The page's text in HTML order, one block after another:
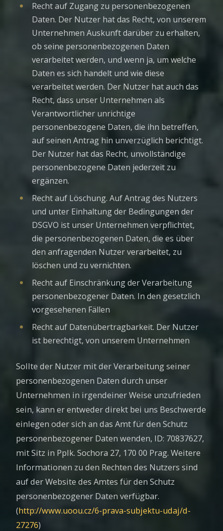
Recht auf Zugang zu personenbezogenen
Daten. Der Nutzer hat das Recht, von unserem
Unternehmen Auskunft darüber zu erhalten,
ob seine personenbezogenen Daten
verarbeitet werden, und wenn ja, um welche
Daten es sich handelt und wie diese
verarbeitet werden. Der Nutzer hat auch das
Recht, dass unser Unternehmen als
Verantwortlicher unrichtige
personenbezogene Daten, die ihn betreffen,
auf seinen Antrag hin unverzüglich berichtigt.
Der Nutzer hat das Recht, unvollständige
personenbezogene Daten jederzeit zu
ergänzen.
Recht auf Löschung. Auf Antrag des Nutzers
und unter Einhaltung der Bedingungen der
DSGVO ist unser Unternehmen verpflichtet,
die personenbezogenen Daten, die es über
den anfragenden Nutzer verarbeitet, zu
löschen und zu vernichten.
Recht auf Einschränkung der Verarbeitung
personenbezogener Daten. In den gesetzlich
vorgesehenen Fällen
Recht auf Datenübertragbarkeit. Der Nutzer
ist berechtigt, von unserem Unternehmen
Sollte der Nutzer mit der Verarbeitung seiner
personenbezogenen Daten durch unser
Unternehmen in irgendeiner Weise unzufrieden
sein, kann er entweder direkt bei uns Beschwerde
einlegen oder sich an das Amt für den Schutz
personenbezogener Daten wenden, ID: 70837627,
mit Sitz in Pplk. Sochora 27, 170 00 Prag. Weitere
Informationen zu den Rechten des Nutzers sind
auf der Website des Amtes für den Schutz
personenbezogener Daten verfügbar.
(http://www.uoou.cz/6-prava-subjektu-udaj/d-
27276)